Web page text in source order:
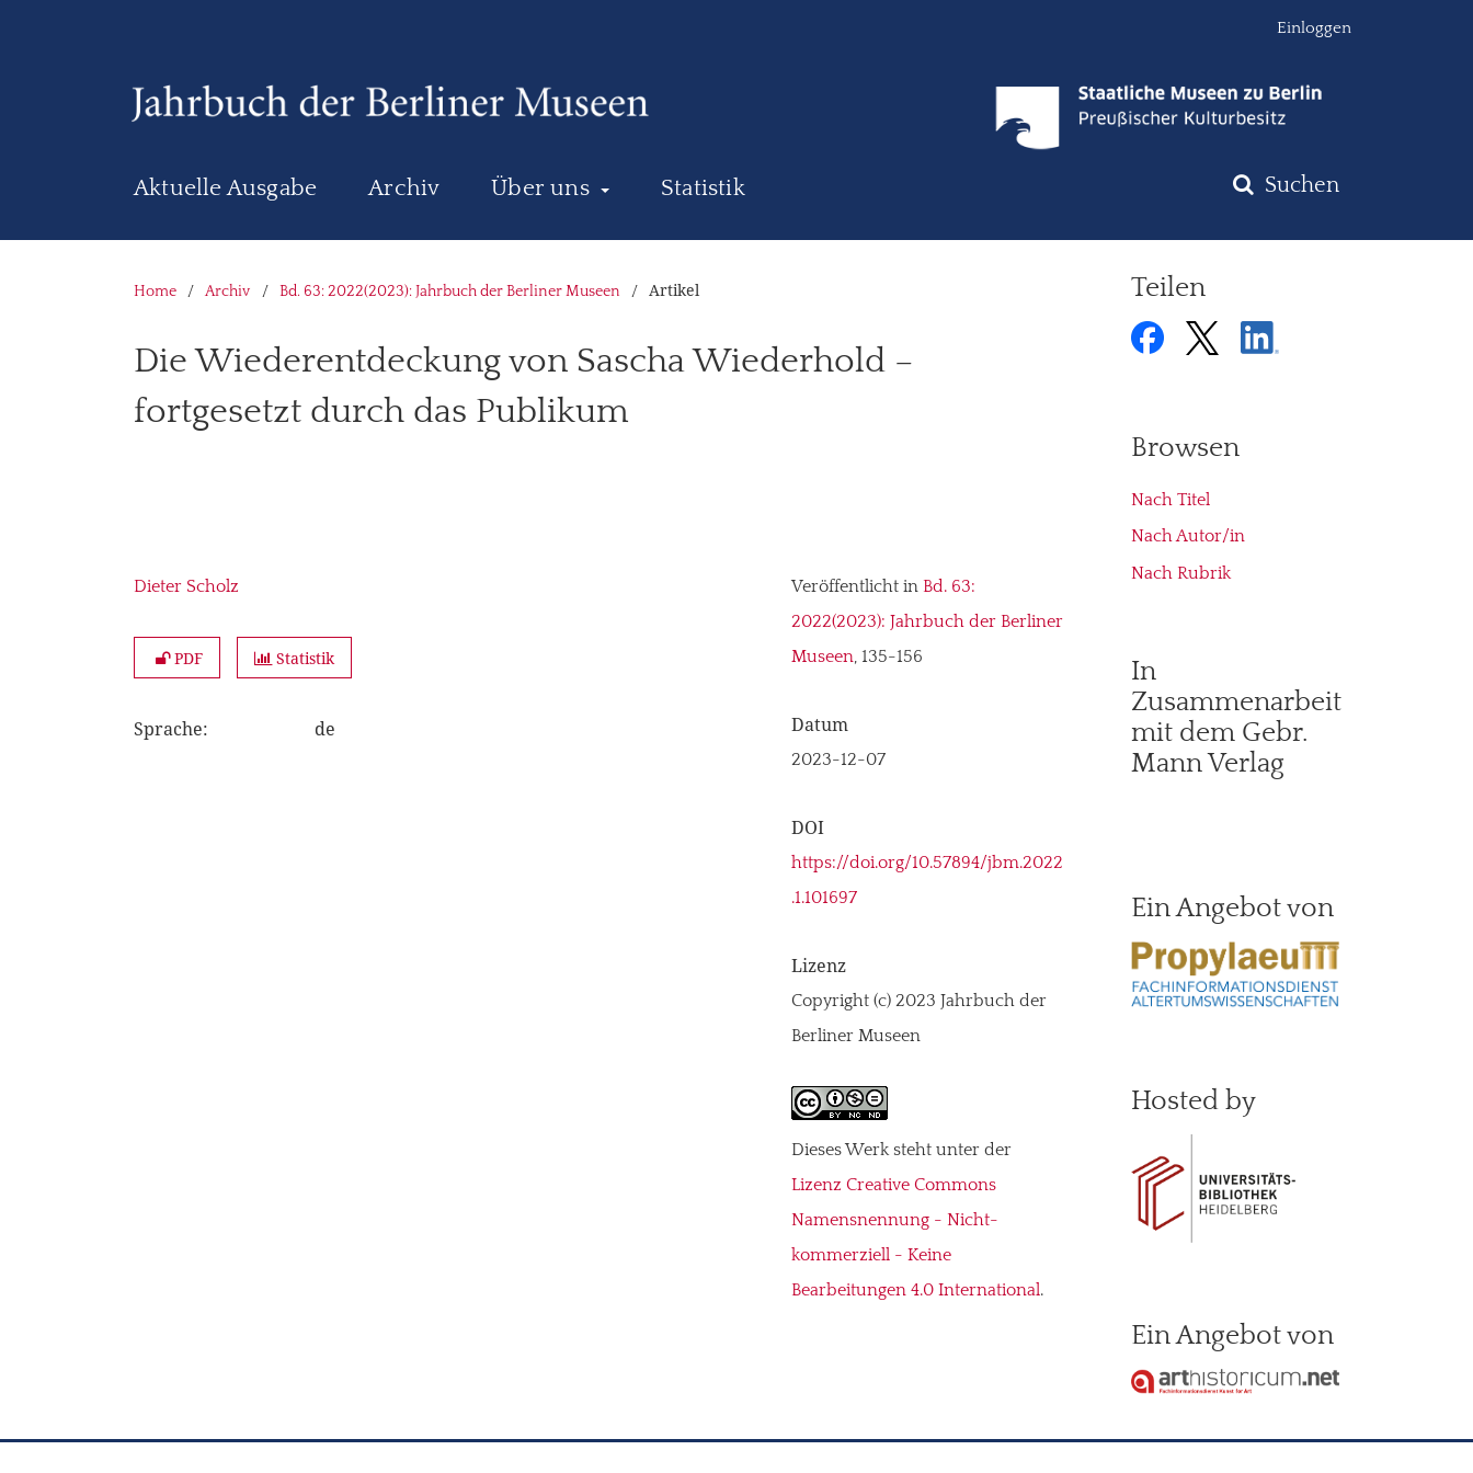
Aktuelle Ausgabe Archiv Über uns Statistik Suchen
Einloggen
Home / Archiv / Bd. 63: 2022(2023): Jahrbuch der Berliner Museen / Artikel
Die Wiederentdeckung von Sascha Wiederhold –
fortgesetzt durch das Publikum
Dieter Scholz
PDF Statistik
Sprache: de
Veröffentlicht in Bd. 63:
2022(2023): Jahrbuch der Berliner
Museen, 135-156
Datum
2023-12-07
DOI
https://doi.org/10.57894/jbm.2022
.1.101697
Lizenz
Copyright (c) 2023 Jahrbuch der
Berliner Museen
Dieses Werk steht unter der
Lizenz Creative Commons
Namensnennung - Nicht-
kommerziell - Keine
Bearbeitungen 4.0 International.
Teilen
Browsen
Nach Titel
Nach Autor/in
Nach Rubrik
In
Zusammenarbeit
mit dem Gebr.
Mann Verlag
Ein Angebot von
Hosted by
Ein Angebot von